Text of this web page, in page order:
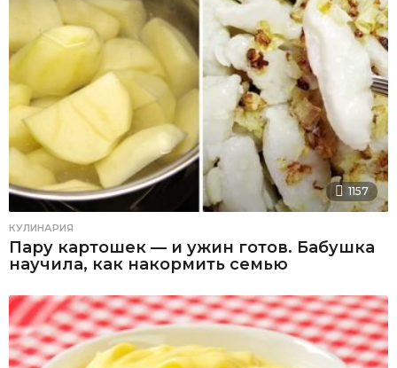
1157
КУЛИНАРИЯ
Пару картошек — и ужин готов. Бабушка
научила, как накормить семью